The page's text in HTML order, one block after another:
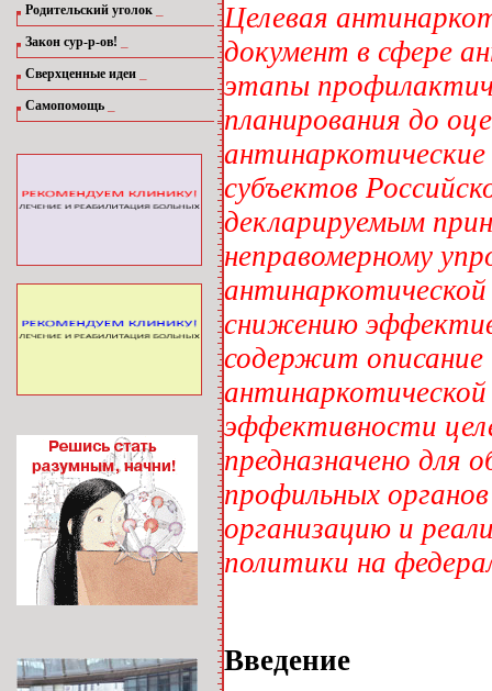
Родительский уголок
Закон сур-р-ов!
Сверхценные идеи
Самопомощь
Целевая
документ в сфере
этапы
планирования до
субъектов
декларируемым
неправомерному
снижению
содержит описание
эффективности
предназначено для
профильных
организацию и
политики на
Введение